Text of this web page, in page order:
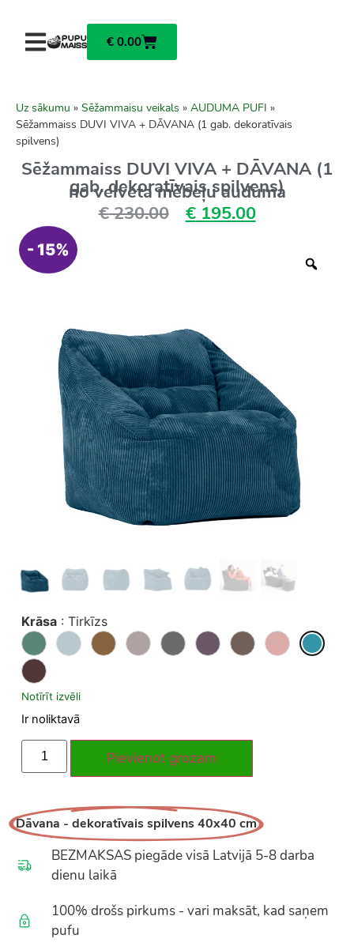
€ 0.00
Uz sākumu » Sēžammaisu veikals » AUDUMA PUFI »
Sēžammaiss DUVI VIVA + DĀVANA (1 gab. dekoratīvais
spilvens)
Sēžammaiss DUVI VIVA + DĀVANA (1
gab. dekoratīvais spilvens)
no velveta mēbeļu auduma
€230.00 €195.00
- 15%
Krāsa : Tirkīzs
Notīrīt izvēli
Ir noliktavā
Pievienot grozam
Dāvana - dekoratīvais spilvens 40x40 cm
BEZMAKSAS piegāde visā Latvijā 5-8 darba
dienu laikā
100% drošs pirkums - vari maksāt, kad saņem
pufu